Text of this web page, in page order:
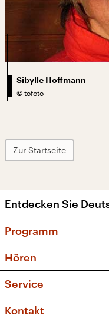
Sibylle Hoffmann
© tofoto
Zur Startseite
Entdecken Sie
Programm
Sendungen
Musikliste
Kakadu – Das
Hören
Frequenzen
Service
FAQ
Kontakt